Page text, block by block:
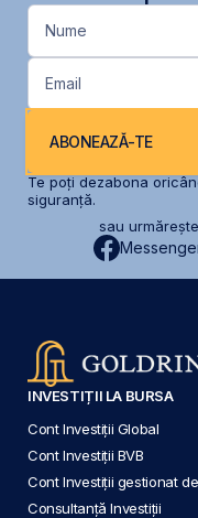
Nume
Email
ABONEAZĂ-TE
Te poți dezabona
siguranță.
sau
INVESTIȚII LA BURSA
Cont Investiții Global
Cont Investiții BVB
Cont Investiții gestionat
Consultanță Investiții